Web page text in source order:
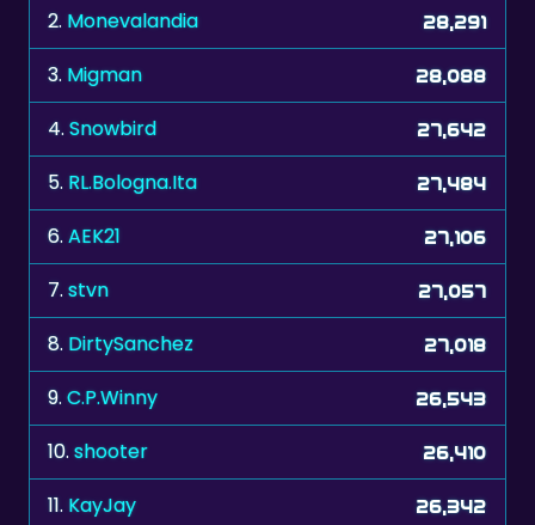
3. Migman 28,088
4.Snowbird 27,642
5. RL.Bologna.Ita 27,484
6. AEK21 27,106
7. stvn 27,057
8. DirtySanchez 27,018
9. C.P.Winny 26,543
10.shooter 26,410
11. KayJay 26,342
12.Hotpink 25,616